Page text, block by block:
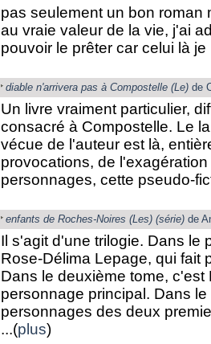
pas seulement un bon roman
au vraie valeur de la vie, j'ai
pouvoir le prêter car celui là
diable n'arrivera pas à Compostelle (Le)de
Un livre vraiment particulier,
consacré à Compostelle. Le
vécue de l'auteur est là,
provocations, de
personnages, cette pseudo-
enfants de Roches-Noires (Les) (série)de
Il s'agit d'une trilogie. Dans le
Rose-Délima Lepage, qui fait
Dans le deuxième tome,
personnage principal. Dans
personnages des deux
...(plus)